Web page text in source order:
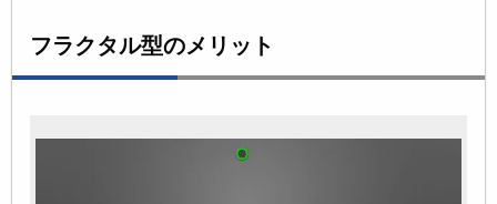
フラクタル型のメリット